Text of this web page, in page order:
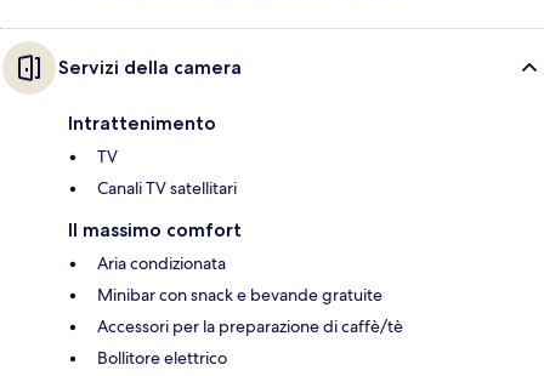
Servizi della camera
Intrattenimento
TV
Canali TV satellitari
Il massimo comfort
Aria condizionata
Minibar con snack e bevande gratuite
Accessori per la preparazione di caffè/tè
Bollitore elettrico